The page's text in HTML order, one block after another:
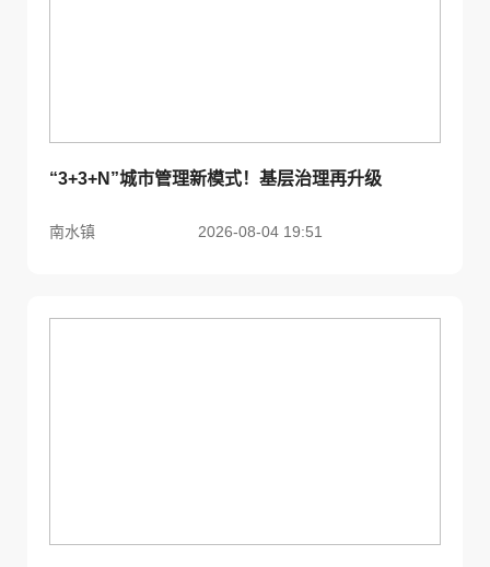
“3+3+N”城市管理新模式！基层治理再升级
南水镇 2026-08-04 19:51